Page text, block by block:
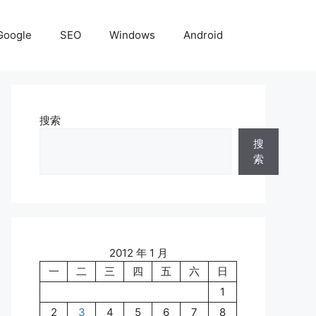
SEO Windows Android
搜索
搜
索
2012 年 1 月
一
二 三 四 五 六
日
1
2
3 4 5 6 7 8